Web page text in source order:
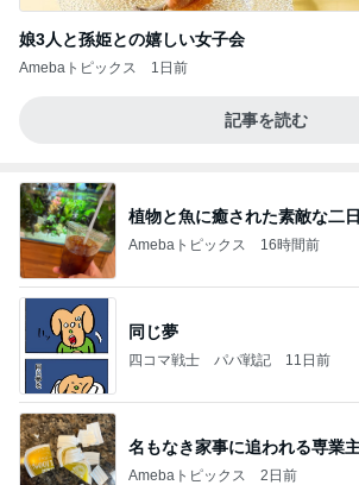
娘3人と孫姫との嬉しい女子会
Amebaトピックス 1日前
記事を読む
植物と魚に癒された素敵な二
Amebaトピックス 16時間前
同じ夢
四コマ戦士 パパ戦記 11日前
名もなき家事に追われる専業
Amebaトピックス 2日前